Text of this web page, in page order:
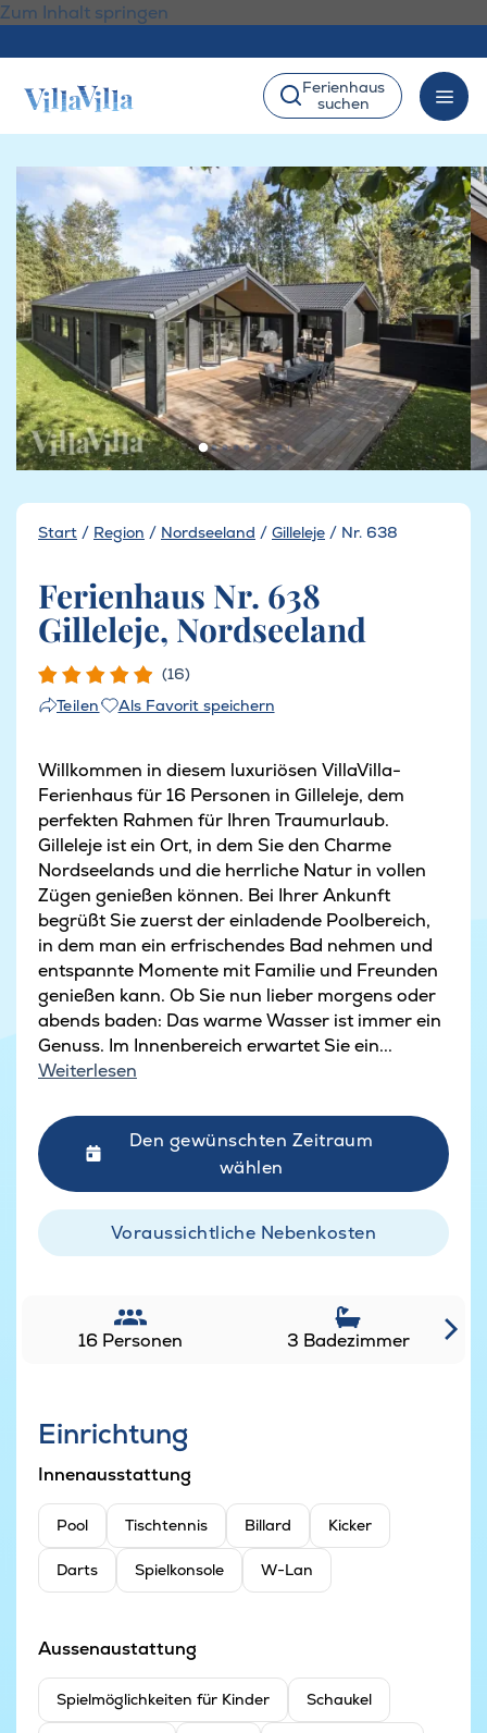
Zum Inhalt springen
Ferienhaus
suchen
Start / Region / Nordseeland / Gilleleje / Nr. 638
Ferienhaus Nr. 638
Gilleleje, Nordseeland
(16)
Teilen
Als Favorit speichern
Willkommen in diesem luxuriösen VillaVilla-
Ferienhaus für 16 Personen in Gilleleje, dem
perfekten Rahmen für Ihren Traumurlaub.
Gilleleje ist ein Ort, in dem Sie den Charme
Nordseelands und die herrliche Natur in vollen
Zügen genießen können. Bei Ihrer Ankunft
begrüßt Sie zuerst der einladende Poolbereich,
in dem man ein erfrischendes Bad nehmen und
entspannte Momente mit Familie und Freunden
genießen kann. Ob Sie nun lieber morgens oder
abends baden: Das warme Wasser ist immer ein
Genuss. Im Innenbereich erwartet Sie ein...
Weiterlesen
Den gewünschten Zeitraum
wählen
Voraussichtliche Nebenkosten
16 Personen 3 Badezimmer
Einrichtung
Innenausstattung
Pool Tischtennis Billard Kicker
Darts Spielkonsole W-Lan
Aussenaustattung
Spielmöglichkeiten für Kinder Schaukel